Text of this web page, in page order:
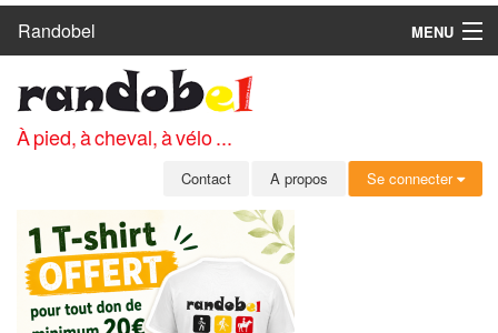
Randobel
MENU
CIRCUITS
CLUBS
MEMBRES
SE CONNECTER
INSCRIPTION GRATUITE
À pied, à cheval, à vélo ...
Contact A propos Se connecter